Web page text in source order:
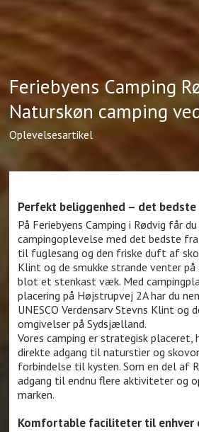
Feriebyens Camping
Naturskøn camping
Oplevelsesartikel
Perfekt beliggenhed – det
På Feriebyens Camping i Rødvig får
campingoplevelse med det bedste
til fuglesang og den friske duft af
Klint og de smukke strande venter
blot et stenkast væk. Med
placering på Højstrupvej 2A har du
UNESCO Verdensarv Stevns Klint og
omgivelser på Sydsjælland.
Vores camping er strategisk placeret,
direkte adgang til naturstier og
forbindelse til kysten. Som en del af
adgang til endnu flere aktiviteter og
marken.
Komfortable faciliteter til enhver